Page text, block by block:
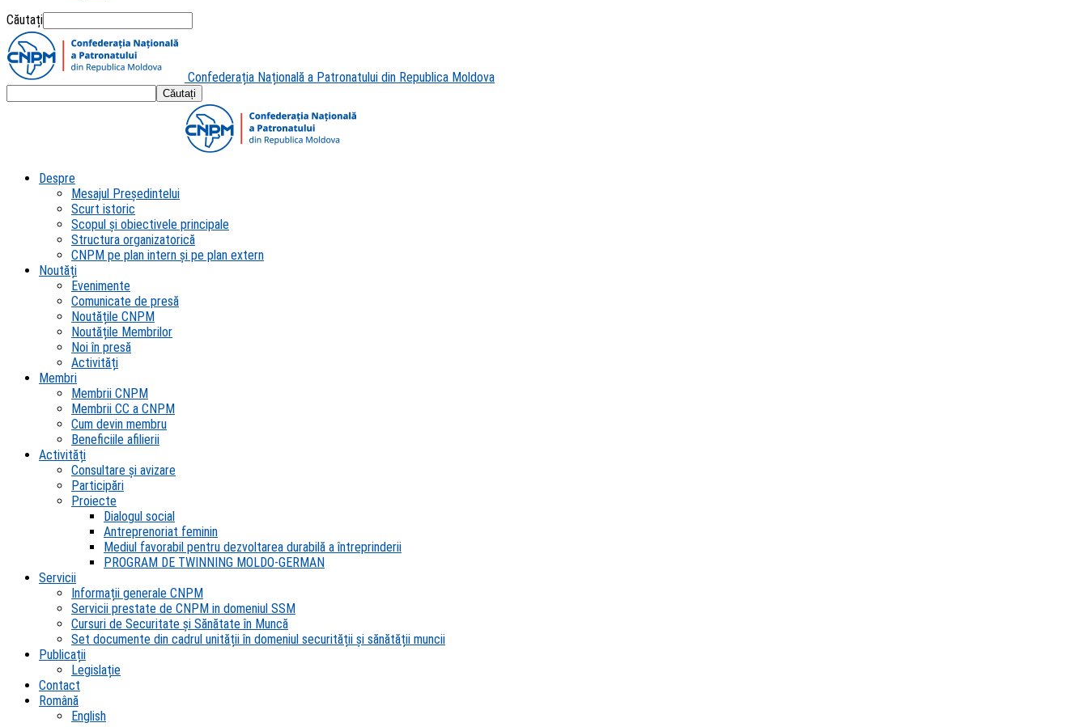
Căutați
Confederația Națională a Patronatului din Republica Moldova
Despre
Mesajul Președintelui
Scurt istoric
Scopul şi obiectivele principale
Structura organizatorică
CNPM pe plan intern şi pe plan extern
Noutăți
Evenimente
Comunicate de presă
Noutățile CNPM
Noutățile Membrilor
Noi în presă
Activități
Membri
Membrii CNPM
Membrii CC a CNPM
Cum devin membru
Beneficiile afilierii
Activități
Consultare și avizare
Participări
Proiecte
Dialogul social
Antreprenoriat feminin
Mediul favorabil pentru dezvoltarea durabilă a întreprinderii
PROGRAM DE TWINNING MOLDO-GERMAN
Servicii
Informații generale CNPM
Servicii prestate de CNPM in domeniul SSM
Cursuri de Securitate și Sănătate în Muncă
Set documente din cadrul unității în domeniul securității și sănătății muncii
Publicații
Legislație
Contact
Română
English